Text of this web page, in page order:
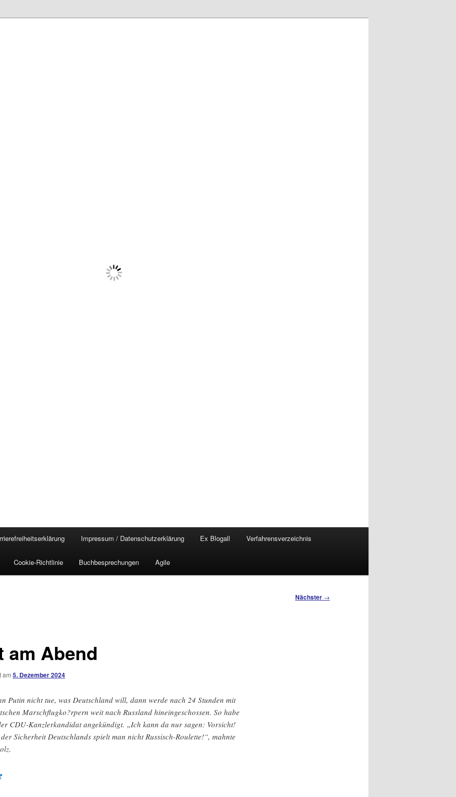
Impressum / Datenschutzerklärung Ex Blogall Verfahrensverzeichnis
Cookie-Richtlinie Buchbesprechungen Agile
Nächster →
am Abend
am 5. Dezember 2024
Putin nicht tue, was Deutschland will, dann werde nach 24 Stunden mit
Marschflugko?rpern weit nach Russland hineingeschossen. So habe
CDU-Kanzlerkandidat angekündigt. „Ich kann da nur sagen: Vorsicht!
Sicherheit Deutschlands spielt man nicht Russisch-Roulette!“, mahnte